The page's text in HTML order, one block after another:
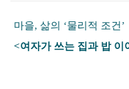
마을, 삶의 ‘물리적 조건’
<여자가 쓰는 집과 밥 이